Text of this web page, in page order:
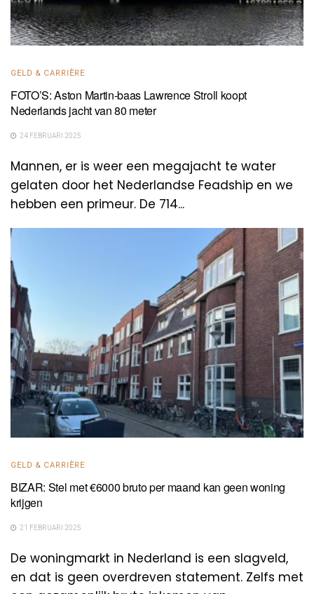
GELD & CARRIÈRE
FOTO’S: Aston Martin-baas Lawrence Stroll koopt
Nederlands jacht van 80 meter
24 FEBRUARI 2025
Mannen, er is weer een megajacht te water
gelaten door het Nederlandse Feadship en we
hebben een primeur. De 714...
GELD & CARRIÈRE
BIZAR: Stel met €6000 bruto per maand kan geen woning
krijgen
21 FEBRUARI 2025
De woningmarkt in Nederland is een slagveld,
en dat is geen overdreven statement. Zelfs met